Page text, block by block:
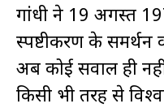
गांधी ने 19 अगस्त
स्पष्टीकरण के समर्थन
अब कोई सवाल ही
किसी भी तरह से